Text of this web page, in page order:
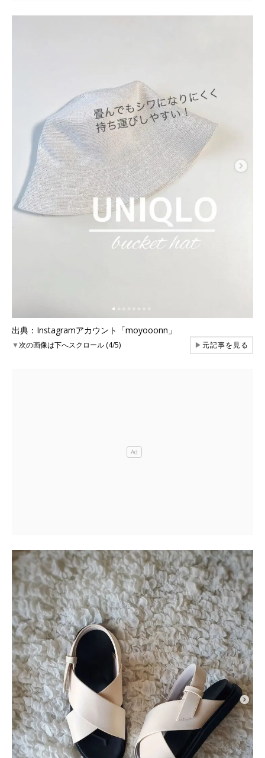
出典：Instagramアカウント「moyooonn」
▼次の画像は下へスクロール (4/5) ▶元記事を見る